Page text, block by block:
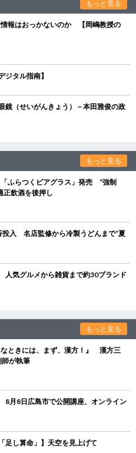
もっと見る
報はおっかないのか 【岡嶋教授の
タル指南】
（せいがんきょう）－本田雅俊の政
もっと見る
ふらつくビアグラス」発売 “強制
正飲酒を後押し
投入 名店監修から冷製うどんまで“夏
気グルメから雑貨まで約30ブランド
もっと見る
ときには、まず、漢方！』 漢方三
が執筆
月8日広島市で公開講座、オンライン
足し算命」】天空を見上げて